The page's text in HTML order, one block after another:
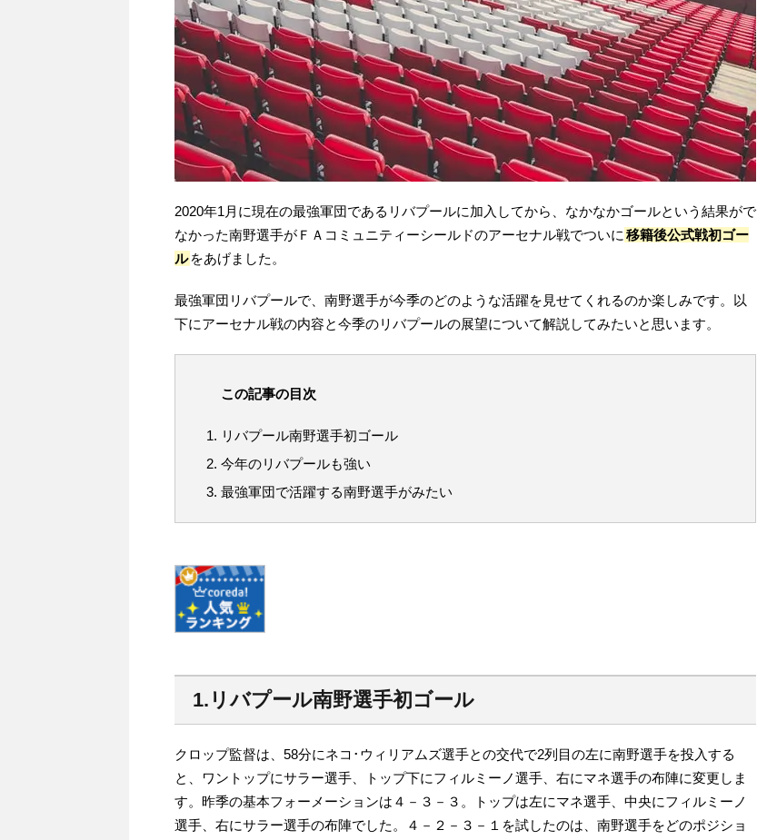
2020年1月に現在の最強軍団であるリバプールに加入してから、なかなかゴールという結果がで
なかった南野選手がＦＡコミュニティーシールドのアーセナル戦でついに 移籍後公式戦初ゴー
ル をあげました。
最強軍団リバプールで、南野選手が今季のどのような活躍を見せてくれるのか楽しみです。以
下にアーセナル戦の内容と今季のリバプールの展望について解説してみたいと思います。
この記事の目次
リバプール南野選手初ゴール
今年のリバプールも強い
最強軍団で活躍する南野選手がみたい
1.リバプール南野選手初ゴール
クロップ監督は、58分にネコ･ウィリアムズ選手との交代で2列目の左に南野選手を投入する
と、ワントップにサラー選手、トップ下にフィルミーノ選手、右にマネ選手の布陣に変更しま
す。昨季の基本フォーメーションは４－３－３。トップは左にマネ選手、中央にフィルミーノ
選手、右にサラー選手の布陣でした。４－２－３－１を試したのは、南野選手をどのポジショ